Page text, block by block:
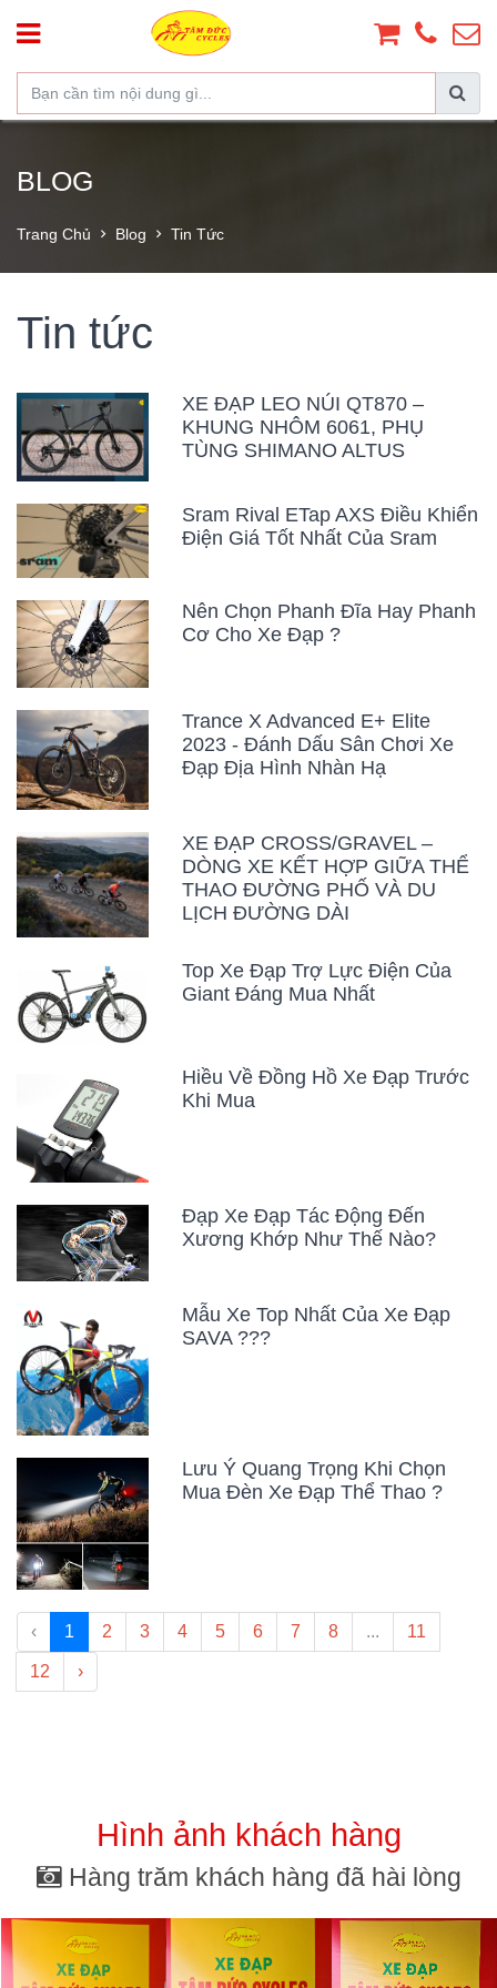
BLOG
Trang Chủ Blog Tin Tức
Tin tức
XE ĐẠP LEO NÚI QT870 –
KHUNG NHÔM 6061, PHỤ
TÙNG SHIMANO ALTUS
Sram Rival ETap AXS Điều Khiển
Điện Giá Tốt Nhất Của Sram
Nên Chọn Phanh Đĩa Hay Phanh
Cơ Cho Xe Đạp ?
Trance X Advanced E+ Elite
2023 - Đánh Dấu Sân Chơi Xe
Đạp Địa Hình Nhàn Hạ
XE ĐẠP CROSS/GRAVEL –
DÒNG XE KẾT HỢP GIỮA THỂ
THAO ĐƯỜNG PHỐ VÀ DU
LỊCH ĐƯỜNG DÀI
Top Xe Đạp Trợ Lực Điện Của
Giant Đáng Mua Nhất
Hiều Về Đồng Hồ Xe Đạp Trước
Khi Mua
Đạp Xe Đạp Tác Động Đến
Xương Khớp Như Thế Nào?
Mẫu Xe Top Nhất Của Xe Đạp
SAVA ???
Lưu Ý Quang Trọng Khi Chọn
Mua Đèn Xe Đạp Thể Thao ?
‹ 1 2 3 4 5 6 7 8 ... 11
12 ›
Hình ảnh khách hàng
Hàng trăm khách hàng đã hài lòng